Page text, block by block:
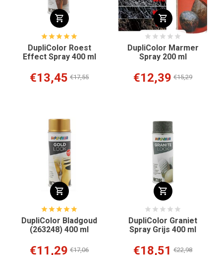
DupliColor Roest
Effect Spray 400 ml
€13,45 €17,55
DupliColor Marmer
Spray 200 ml
€12,39 €15,29
DupliColor Bladgoud
(263248) 400 ml
€11,29 €17,06
DupliColor Graniet
Spray Grijs 400 ml
€18,51 €22,98